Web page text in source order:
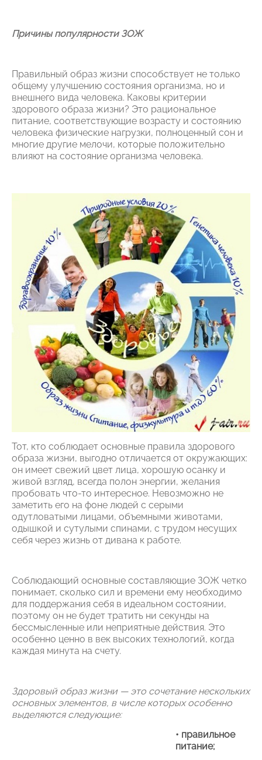
Причины популярности ЗОЖ
Правильный образ жизни способствует не только
общему улучшению состояния организма, но и
внешнего вида человека. Каковы критерии
здорового образа жизни? Это рациональное
питание, соответствующие возрасту и состоянию
человека физические нагрузки, полноценный сон и
многие другие мелочи, которые положительно
влияют на состояние организма человека.
Тот, кто соблюдает основные правила здорового
образа жизни, выгодно отличается от окружающих:
он имеет свежий цвет лица, хорошую осанку и
живой взгляд, всегда полон энергии, желания
пробовать что-то интересное. Невозможно не
заметить его на фоне людей с серыми
одутловатыми лицами, объемными животами,
одышкой и сутулыми спинами, с трудом несущих
себя через жизнь от дивана к работе.
Соблюдающий основные составляющие ЗОЖ четко
понимает, сколько сил и времени ему необходимо
для поддержания себя в идеальном состоянии,
поэтому он не будет тратить ни секунды на
бессмысленные или неприятные действия. Это
особенно ценно в век высоких технологий, когда
каждая минута на счету.
Здоровый образ жизни — это сочетание нескольких
основных элементов, в числе которых особенно
выделяются следующие:
• правильное
питание;